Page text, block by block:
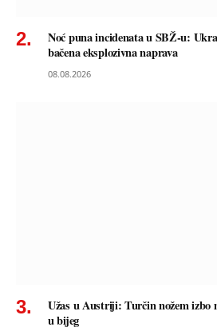
Noć puna incidenata u SBŽ-u:
bačena eksplozivna naprava
08.08.2026
Užas u Austriji: Turčin nožem izbo
u bijeg